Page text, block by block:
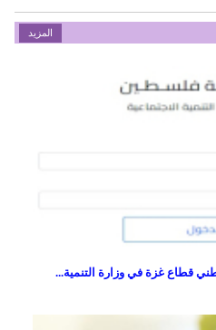
المزيد
قطاع غزة في وزارة التنمية...